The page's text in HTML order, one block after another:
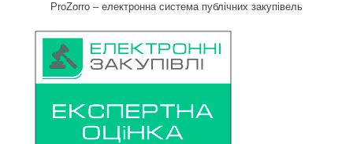
ProZorro – електронна система публічних закупівель